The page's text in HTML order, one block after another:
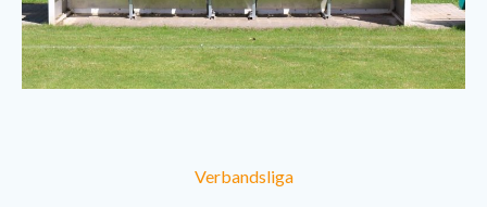
Verbandsliga